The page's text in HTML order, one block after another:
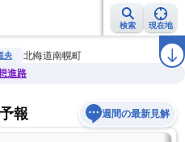
検索 現在地
報 警報・注意報 ラ
央
北海道南幌町
進路
報 週間の最新見解